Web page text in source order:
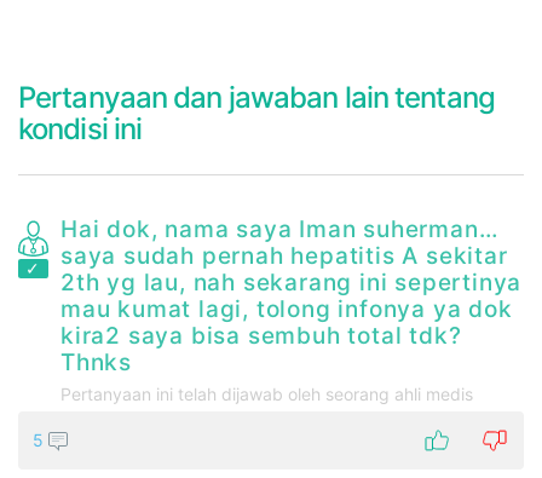
Pertanyaan dan jawaban lain tentang
kondisi ini
Hai dok, nama saya Iman suherman…
saya sudah pernah hepatitis A sekitar
2th yg lau, nah sekarang ini sepertinya
mau kumat lagi, tolong infonya ya dok
kira2 saya bisa sembuh total tdk?
Thnks
Pertanyaan ini telah dijawab oleh seorang ahli medis
5